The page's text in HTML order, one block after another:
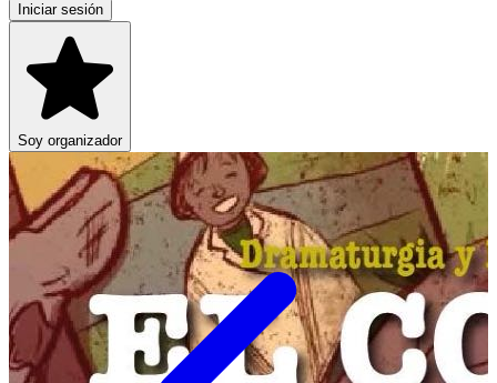
Iniciar sesión
Soy organizador